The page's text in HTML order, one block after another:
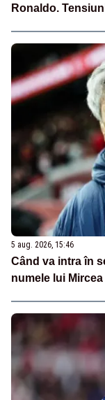
Ronaldo.
5 aug. 2026, 15:46
Când va intra în
numele lui